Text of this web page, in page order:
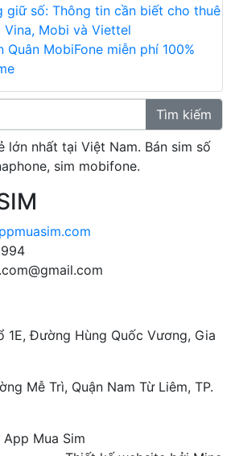
giữ số: Thông tin cần biết cho thuê
Mobi và Viettel
Quân MobiFone miễn phí 100%
Tìm kiếm
lớn nhất tại Việt Nam. Bán sim số
sim mobifone.
1E, Đường Hùng Quốc Vương, Gia
Mễ Trì, Quận Nam Từ Liêm, TP.
Mua Sim